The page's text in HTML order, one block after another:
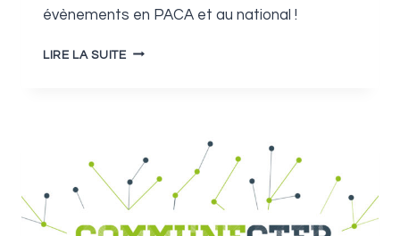
évènements en PACA et au national !
LIRE LA SUITENEWSLETTER